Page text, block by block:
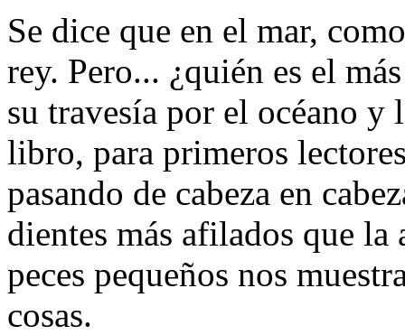
Se dice que en el mar,
rey. Pero... ¿quién es el
su travesía por el océano y
libro, para primeros
pasando de cabeza en
dientes más afilados que
peces pequeños nos
cosas.